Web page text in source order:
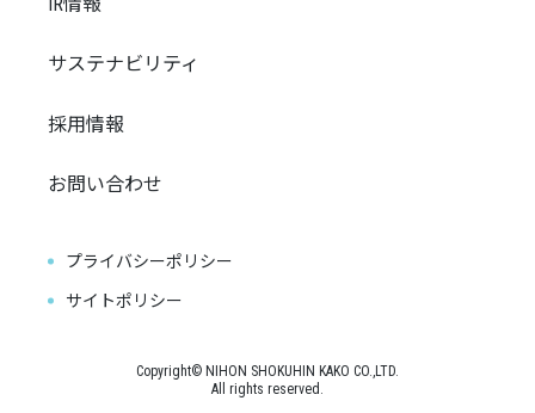
サステナビリティ
採用情報
お問い合わせ
プライバシーポリシー
サイトポリシー
Copyright© NIHON SHOKUHIN KAKO CO.,LTD.
All rights reserved.